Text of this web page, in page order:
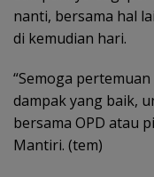
nanti, bersama hal
di kemudian hari.
“Semoga
dampak yang baik,
bersama OPD atau
Mantiri. (tem)